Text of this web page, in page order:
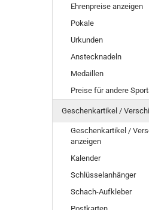
Ehrenpreise anzeigen
Pokale
Urkunden
Anstecknadeln
Medaillen
Preise für andere
Geschenkartikel /
Geschenkartikel /
anzeigen
Kalender
Schlüsselanhänger
Schach-Aufkleber